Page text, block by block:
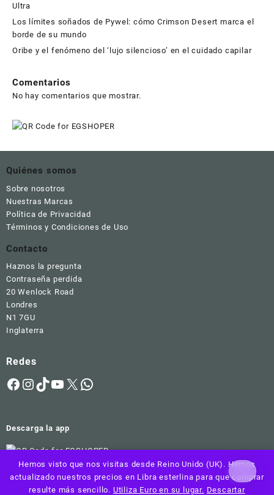
Ultra
Los límites soñados de Pywel: cómo Crimson Desert marca el
borde de su mundo
Oribe y el fenómeno del ‘lujo silencioso’ en el cuidado capilar
Comentarios
No hay comentarios que mostrar.
Quiénes somos
Sobre nosotros
Nuestras Marcas
Política de Privacidad
Términos y Condiciones de Uso
Contacto
Haznos la pregunta
Contraseña perdida
20 Wenlock Road
Londres
N1 7GU
Inglaterra
Redes
Facebook
Instagram
TikTok
YouTube
X WhatsApp
Descarga la app
Copyright | Egshopstyle | Derechos resservados
Hemos visto que nos visitas desde Reino Unido (UK). Hemos
actualizado nuestros precios en Libra esterlina para que comprar
resulte más sencillo. Utiliza Euro en su lugar. Descartar